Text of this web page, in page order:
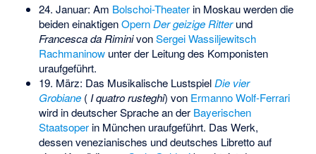
24. Januar: Am Bolschoi-Theaterin Moskau werden die
beiden einaktigenOpern Der geizige Ritterund
Francesca da RiminivonSergei Wassiljewitsch
Rachmaninowunter der Leitung des Komponisten
uraufgeführt.
19. März: Das Musikalische LustspielDie vier
Grobiane(I quatro rusteghi) von Ermanno Wolf-Ferrari
wird in deutscher Sprache an der Bayerischen
Staatsoperin München uraufgeführt. Das Werk,
dessen venezianisches und deutsches Libretto auf